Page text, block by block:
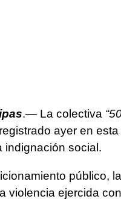
.— La colectiva
ayer en
indignación social.
público,
violencia ejercida